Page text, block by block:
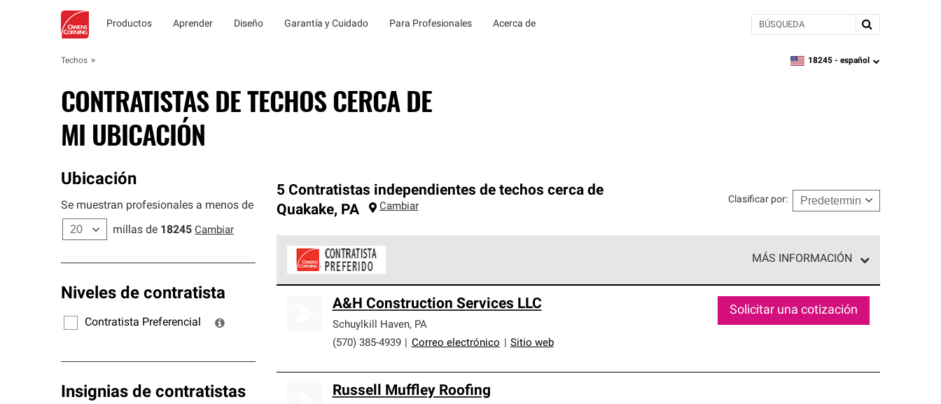
Productos Aprender Diseño Garantía y Cuidado Para Profesionales Acerca de BÚSQUEDA
Techos zipcode,language
18245 - español
CONTRATISTAS DE TECHOS CERCA DE
MI UBICACIÓN
Ubicación
Se muestran profesionales a menos de
millas de 18245 Cambiar
Niveles de contratista
Contratista Preferencial
Insignias de contratistas
5 Contratistas independientes de techos cerca de
Quakake, PA Cambiar
Clasificar por:
MÁS INFORMACIÓN
cumplen con altos estándares y requisitos estrictos de profesionalismo y confiabilidad.
A&H Construction Services LLC
Schuylkill Haven, PA
(570) 385-4939
Correo electrónico Sitio web
Solicitar una cotización
Russell Muffley Roofing